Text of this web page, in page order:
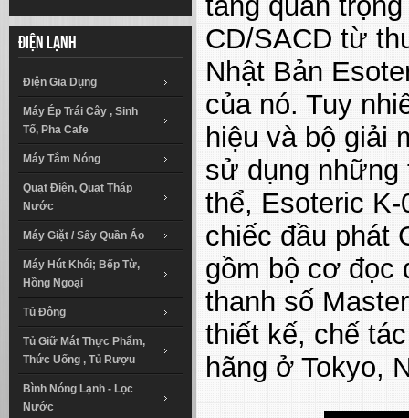
Điện lạnh
Điện Gia Dụng
Máy Ép Trái Cây , Sinh
Tố, Pha Cafe
Máy Tắm Nóng
Quạt Điện, Quạt Tháp
Nước
Máy Giặt / Sấy Quần Áo
Máy Hút Khói; Bếp Từ,
Hồng Ngoại
Tủ Đông
Tủ Giữ Mát Thực Phẩm,
Thức Uống , Tủ Rượu
Bình Nóng Lạnh - Lọc
Nước
CD/SACD từ
Nhật Bản
của nó. Tuy
hiệu và bộ giải
sử dụng những
thể, Esoteric
chiếc đầu phát
gồm bộ cơ đọc
thanh số
thiết kế, chế
hãng ở Tokyo,